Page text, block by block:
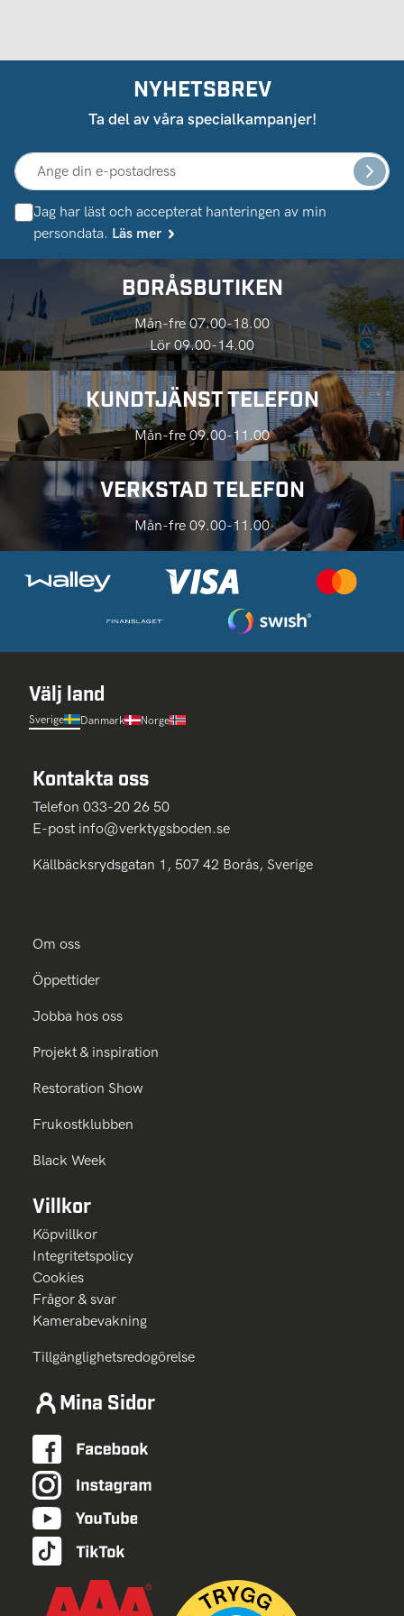
NYHETSBREV
Ta del av våra specialkampanjer!
Jag har läst och accepterat hanteringen av min
persondata. Läs mer
BORÅSBUTIKEN
Mån-fre 07.00-18.00
Lör 09.00-14.00
KUNDTJÄNST TELEFON
Mån-fre 09.00-11.00
VERKSTAD TELEFON
Mån-fre 09.00-11.00
Välj land
Sverige Danmark Norge
Kontakta oss
Telefon 033-20 26 50
E-post info@verktygsboden.se
Källbäcksrydsgatan 1, 507 42 Borås, Sverige
Om oss
Öppettider
Jobba hos oss
Projekt & inspiration
Restoration Show
Frukostklubben
Black Week
Villkor
Köpvillkor
Integritetspolicy
Cookies
Frågor & svar
Kamerabevakning
Tillgänglighetsredogörelse
Mina Sidor